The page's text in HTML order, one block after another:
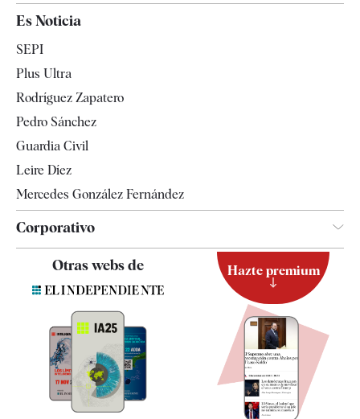
Televisión
Es Noticia
SEPI
Plus Ultra
Rodríguez Zapatero
Pedro Sánchez
Guardia Civil
Leire Díez
Mercedes González Fernández
Corporativo
Quiénes somos
Especificaciones
Otras webs de Hazte premium